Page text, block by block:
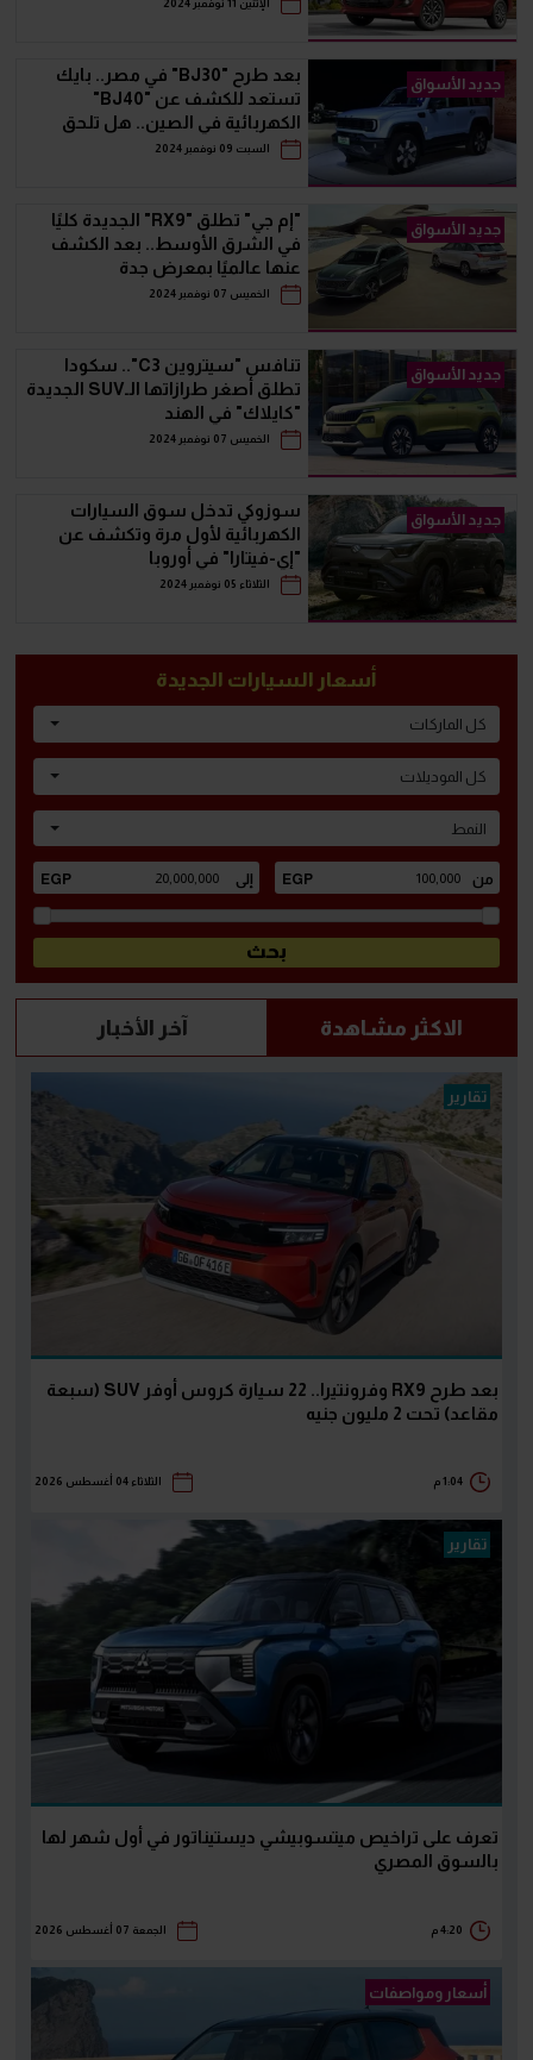
الإثنين 11 نوفمبر 2024
جديد الأسواق
بعد طرح "BJ30" في مصر.. بايك
تستعد للكشف عن "BJ40"
الكهربائية في الصين.. هل تلحق
بشقيقتها قريبا؟
السبت 09 نوفمبر 2024
جديد الأسواق
"إم جي" تطلق "RX9" الجديدة كليًا
في الشرق الأوسط.. بعد الكشف
عنها عالميًا بمعرض جدة
الخميس 07 نوفمبر 2024
جديد الأسواق
تنافس "سيتروين C3".. سكودا
تطلق أصغر طرازاتها الـSUV الجديدة
"كايلاك" في الهند
الخميس 07 نوفمبر 2024
جديد الأسواق
سوزوكي تدخل سوق السيارات
الكهربائية لأول مرة وتكشف عن
"إي-فيتارا" في أوروبا
الثلاثاء 05 نوفمبر 2024
أسعار السيارات الجديدة
كل الماركات
كل الموديلات
النمط
الاكثر مشاهدة آخر الأخبار
تقارير
بعد طرح RX9 وفرونتيرا.. 22 سيارة كروس أوفر SUV (سبعة
مقاعد) تحت 2 مليون جنيه
1:04 م الثلاثاء 04 أغسطس 2026
تقارير
تعرف على تراخيص ميتسوبيشي ديستيناتور في أول شهر لها
بالسوق المصري
4:20 م الجمعة 07 أغسطس 2026
أسعار ومواصفات